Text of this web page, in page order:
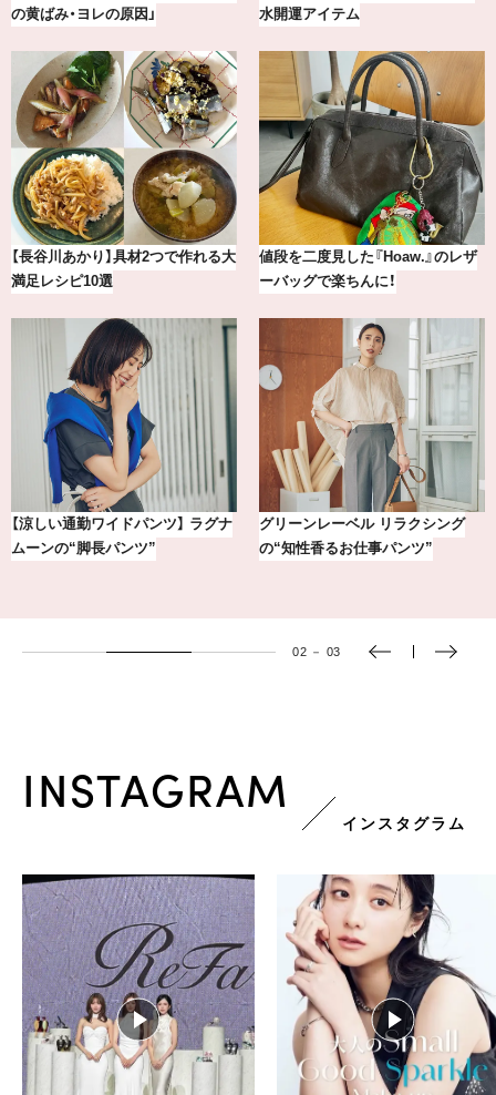
カフェ＆モーニング9選
アを「眼鏡市場」で探して。
【2026年8月】鏡リュウジの12星座
別占い
冷凍宅配食【nosh-ナッシュ】で叶
える、がんばる私の「がん…
【銀座かねまつ】おしゃれ＆快適な
黒スニーカー4選
【BAILA×OMO】ウオズミアミ描き
下ろし！金沢の旅リスト
03 － 03
INSTAGRAM
インスタグラム